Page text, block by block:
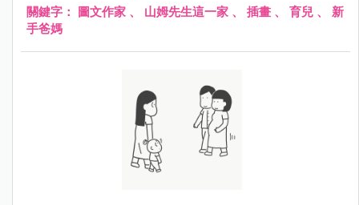
家長也在Grandma shark, doo, doo 超可愛的，鯊魚寶寶完全
是幼兒界的五月天呀。
關鍵字： 圖文作家 、 山姆先生這一家 、 插畫 、 育兒 、 新
手爸媽